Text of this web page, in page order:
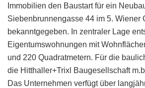
Immobilien den Baustart für ein
Siebenbrunnengasse 44 im 5. Wiener
bekanntgegeben. In zentraler Lage
Eigentumswohnungen mit
und 220 Quadratmetern. Für die
die Hitthaller+Trixl Baugesellschaft
Das Unternehmen verfügt über